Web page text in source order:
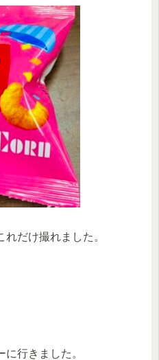
だけ撮れました。
行きました。